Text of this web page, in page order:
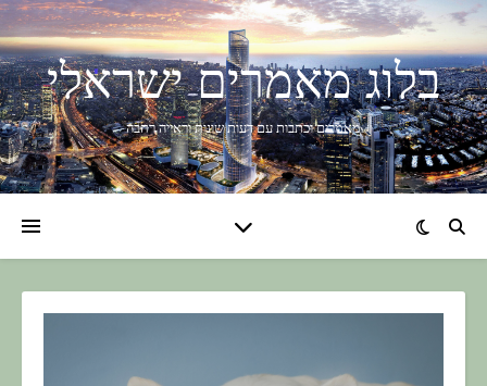
בלוג מאמרים ישראלי
מאמרים וכתבות עם דעות שונות וראייה רחבה